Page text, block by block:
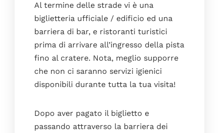
Al termine delle strade vi è una
biglietteria ufficiale / edificio ed una
barriera di bar, e ristoranti turistici
prima di arrivare all’ingresso della pista
fino al cratere. Nota, meglio supporre
che non ci saranno servizi igienici
disponibili durante tutta la tua visita!
Dopo aver pagato il biglietto e
passando attraverso la barriera dei
I bagni
I servizi
Le foto
Il blog
Dove siamo
Faq
Contatti
Prenota